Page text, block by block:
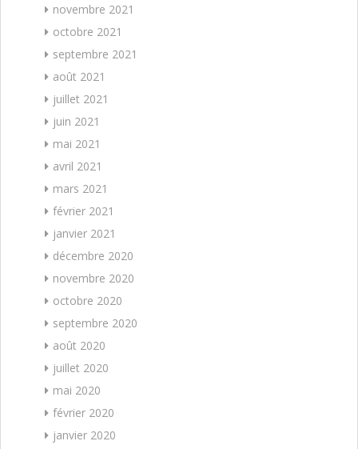
novembre 2021
octobre 2021
septembre 2021
août 2021
juillet 2021
juin 2021
mai 2021
avril 2021
mars 2021
février 2021
janvier 2021
décembre 2020
novembre 2020
octobre 2020
septembre 2020
août 2020
juillet 2020
mai 2020
février 2020
janvier 2020